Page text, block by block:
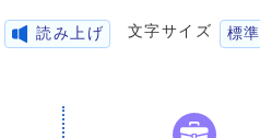
読み上げ 文字サイズ 標準